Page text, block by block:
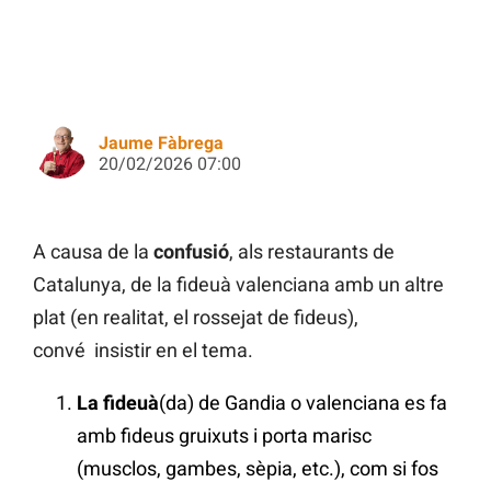
Jaume Fàbrega
20/02/2026 07:00
A causa de la confusió, als restaurants de
Catalunya, de la fideuà valenciana amb un altre
plat (en realitat, el rossejat de fideus),
convé insistir en el tema.
La fideuà(da) de Gandia o valenciana es fa
amb fideus gruixuts i porta marisc
(musclos, gambes, sèpia, etc.), com si fos